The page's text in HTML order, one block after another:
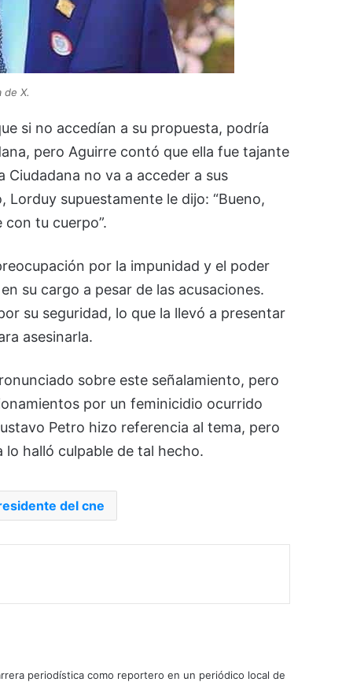
de X.
si no accedían a su propuesta, podría
pero Aguirre contó que ella fue tajante
Ciudadana no va a acceder a sus
Lorduy supuestamente le dijo: “Bueno,
tu cuerpo”.
por la impunidad y el poder
su cargo a pesar de las acusaciones.
su seguridad, lo que la llevó a presentar
asesinarla.
sobre este señalamiento, pero
por un feminicidio ocurrido
Petro hizo referencia al tema, pero
halló culpable de tal hecho.
del cne
periodística como reportero en un periódico local de